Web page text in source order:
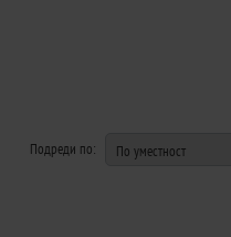
Подреди по: